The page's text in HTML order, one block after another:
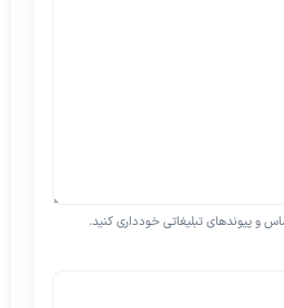
و پیوندهای تبلیغاتی خودداری کنید.